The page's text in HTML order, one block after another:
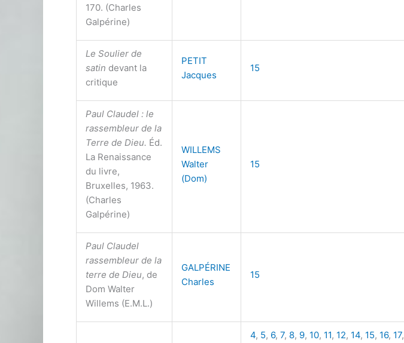
170. (Charles
Galpérine)
Le Soulier de
satin devant la
critique
PETIT
Jacques
15
Paul Claudel : le
rassembleur de la
Terre de Dieu. Éd.
La Renaissance
du livre,
Bruxelles, 1963.
(Charles
Galpérine)
WILLEMS
Walter
(Dom)
15
Paul Claudel
rassembleur de la
terre de Dieu, de
Dom Walter
Willems (E.M.L.)
GALPÉRINE
Charles
15
4, 5, 6, 7, 8, 9, 10, 11, 12, 14, 15, 16, 17,